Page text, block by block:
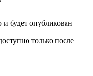
будет опубликован
только после